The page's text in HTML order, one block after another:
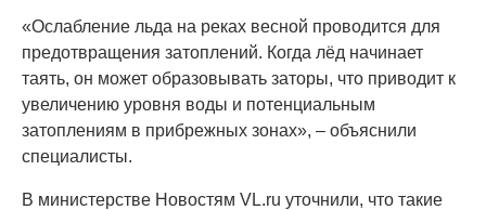
«Ослабление льда на реках весной проводится для
предотвращения затоплений. Когда лёд начинает
таять, он может образовывать заторы, что приводит к
увеличению уровня воды и потенциальным
затоплениям в прибрежных зонах», – объяснили
специалисты.
В министерстве Новостям VL.ru уточнили, что такие